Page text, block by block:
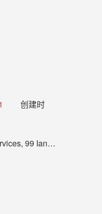
创建时
ON, CANADA, M3J 1P3